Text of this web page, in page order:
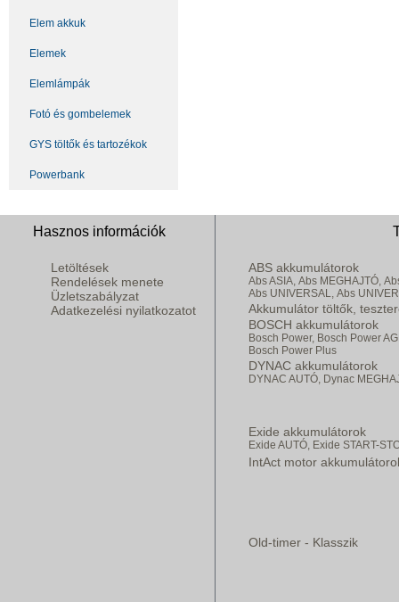
Elem akkuk
Elemek
Elemlámpák
Fotó és gombelemek
GYS töltők és tartozékok
Powerbank
Hasznos információk
Letöltések
Rendelések menete
Üzletszabályzat
Adatkezelési nyilatkozatot
ABS akkumulátorok
Abs ASIA, Abs MEGHAJTÓ,
Abs UNIVERSAL, Abs
Akkumulátor töltők,
BOSCH akkumulátorok
Bosch Power, Bosch Power
Bosch Power Plus
DYNAC akkumulátorok
DYNAC AUTÓ, Dynac
Exide akkumulátorok
Exide AUTÓ, Exide START-
IntAct motor
Old-timer - Klasszik